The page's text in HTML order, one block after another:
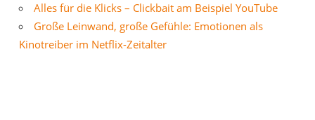
Alles für die Klicks – Clickbait am Beispiel YouTube
Große Leinwand, große Gefühle: Emotionen als
Kinotreiber im Netflix-Zeitalter